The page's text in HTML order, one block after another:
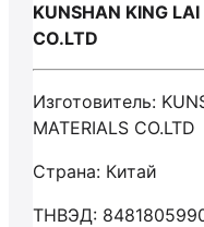
KUNSHAN KING
CO.LTD
Изготовитель:
MATERIALS CO.LTD
Страна: Китай
ТНВЭД: